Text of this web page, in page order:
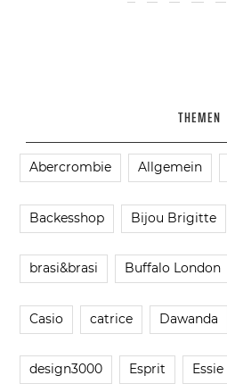
THEMEN
Abercrombie Allgemein
Backesshop Bijou Brigitte
brasi&brasi Buffalo London
Casio catrice Dawanda
design3000 Esprit Essie